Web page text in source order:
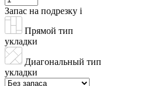
Запас на подрезку i
Прямой тип
укладки
Диагональный тип
укладки